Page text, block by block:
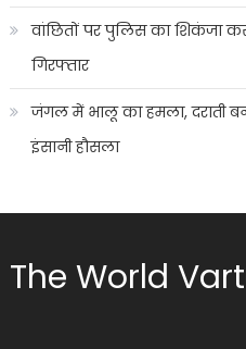
वांछितों पर पुलिस का शिकंजा
गिरफ्तार
जंगल में भालू का हमला, दराती
इंसानी हौसला
The World